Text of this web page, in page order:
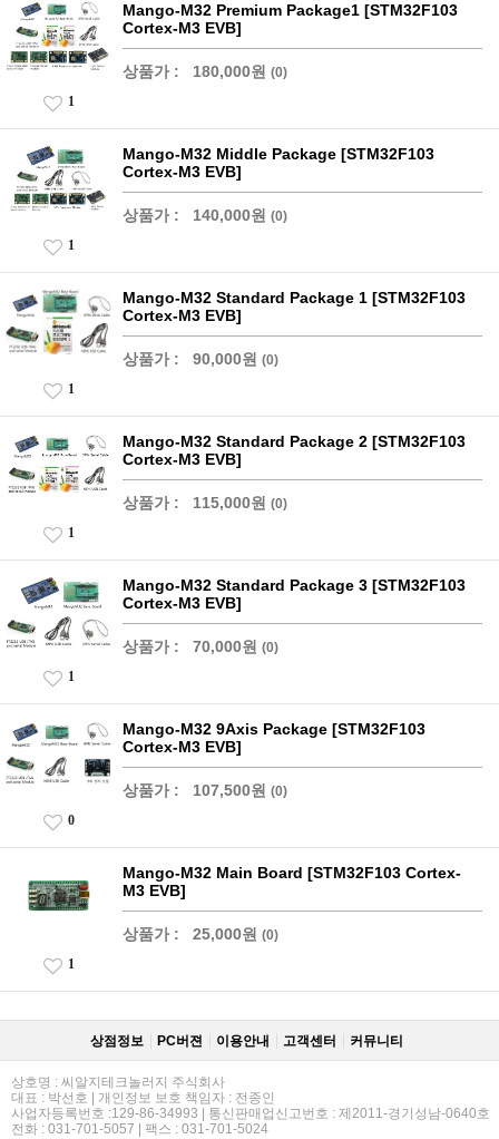
Mango-M32 Premium Package1 [STM32F103
Cortex-M3 EVB]
상품가 : 180,000원 (0)
1
Mango-M32 Middle Package [STM32F103
Cortex-M3 EVB]
상품가 : 140,000원 (0)
1
Mango-M32 Standard Package 1 [STM32F103
Cortex-M3 EVB]
상품가 : 90,000원 (0)
1
Mango-M32 Standard Package 2 [STM32F103
Cortex-M3 EVB]
상품가 : 115,000원 (0)
1
Mango-M32 Standard Package 3 [STM32F103
Cortex-M3 EVB]
상품가 : 70,000원 (0)
1
Mango-M32 9Axis Package [STM32F103
Cortex-M3 EVB]
상품가 : 107,500원 (0)
0
Mango-M32 Main Board [STM32F103 Cortex-
M3 EVB]
상품가 : 25,000원 (0)
1
상점정보 PC버젼 이용안내 고객센터 커뮤니티
상호명 : 씨알지테크놀러지 주식회사
대표 : 박선호 | 개인정보 보호 책임자 : 전종인
사업자등록번호 :129-86-34993 | 통신판매업신고번호 : 제2011-경기성남-0640호
전화 : 031-701-5057 | 팩스 : 031-701-5024